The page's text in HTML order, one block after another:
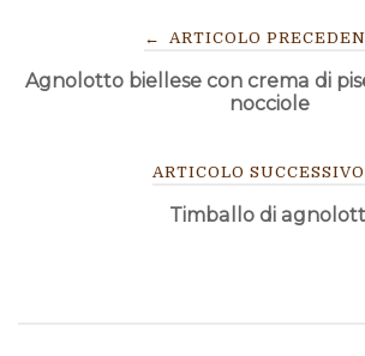
NAVIGAZIONE
ARTICOLI
← ARTICOLO
Agnolotto biellese con crema di
nocciole
ARTICOLO SUCCESSIVO
Timballo di